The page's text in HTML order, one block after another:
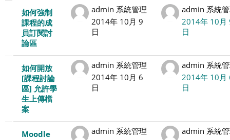
如何強制
課程的成
員訂閱討
論區
admin 系統管理
2014年 10月 9
日
admin 系統
2014年 10月
日
如何開放
[課程討論
區] 允許學
生上傳檔
案
admin 系統管理
2014年 10月 6
日
admin 系統
2014年 10月
日
Moodle
admin 系統管理
admin 系統